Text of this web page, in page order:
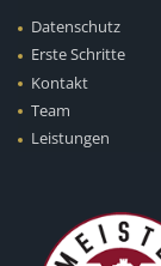
Datenschutz
Erste Schritte
Kontakt
Team
Leistungen